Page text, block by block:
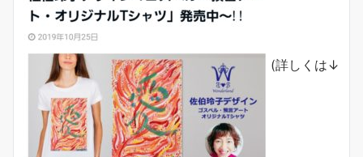
(詳しくは↓